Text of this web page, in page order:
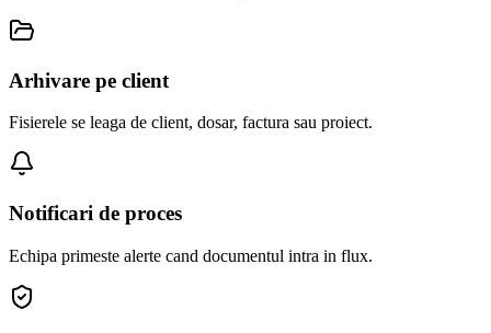
Arhivare pe client
Fisierele se leaga de client, dosar, factura sau proiect.
Notificari de proces
Echipa primeste alerte cand documentul intra in flux.